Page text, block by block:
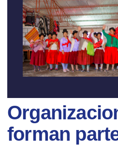
forman